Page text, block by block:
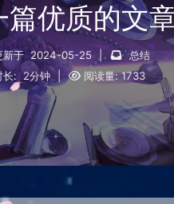
优质的文
新于 2024-05-25
总结
长: 2分钟 阅读量: 1733